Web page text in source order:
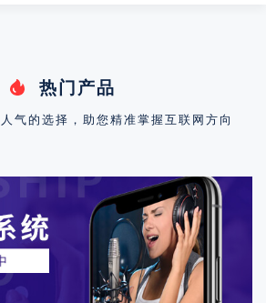
热门产品
气的选择，助您精准掌握互联网方向